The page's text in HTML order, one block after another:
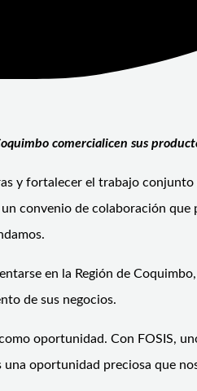
comercialicen sus
y fortalecer el trabajo
convenio de colaboración
en la Región de
de sus negocios.
oportunidad. Con FOSIS,
oportunidad preciosa que